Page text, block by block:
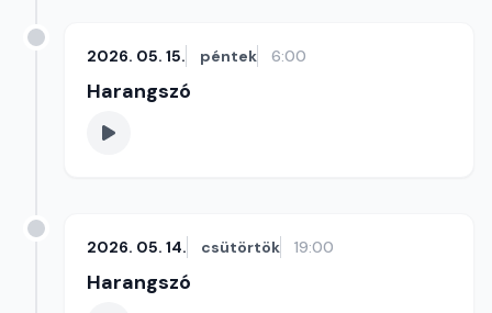
2026. 05. 15. péntek 6:00
Harangszó
2026. 05. 14. csütörtök 19:00
Harangszó